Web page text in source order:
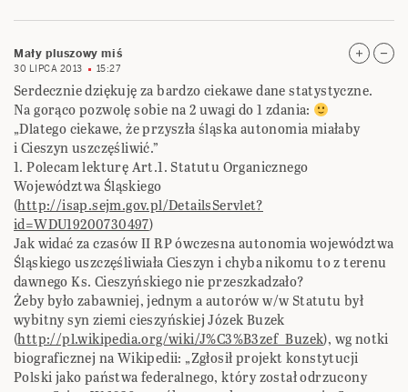
Mały pluszowy miś
30 LIPCA 2013 15:27
Serdecznie dziękuję za bardzo ciekawe dane statystyczne.
Na gorąco pozwolę sobie na 2 uwagi do 1 zdania:
„Dlatego ciekawe, że przyszła śląska autonomia miałaby
i Cieszyn uszczęśliwić.”
1. Polecam lekturę Art.1. Statutu Organicznego
Województwa Śląskiego
(http://isap.sejm.gov.pl/DetailsServlet?
id=WDU19200730497)
Jak widać za czasów II RP ówczesna autonomia województwa
Śląskiego uszczęśliwiała Cieszyn i chyba nikomu to z terenu
dawnego Ks. Cieszyńskiego nie przeszkadzało?
Żeby było zabawniej, jednym a autorów w/w Statutu był
wybitny syn ziemi cieszyńskiej Józek Buzek
(http://pl.wikipedia.org/wiki/J%C3%B3zef_Buzek), wg notki
biograficznej na Wikipedii: „Zgłosił projekt konstytucji
Polski jako państwa federalnego, który został odrzucony